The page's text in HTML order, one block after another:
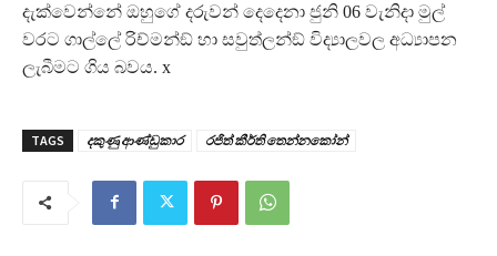
දැක්වෙන්නේ ඔහුගේ දරුවන් දෙදෙනා ජුනි 06 වැනිදා මුල්
වරට ගාල්ලේ රිච්මන්ඞ් හා සවුත්ලන්ඞ් විද්‍යාලවල අධ්‍යාපන
ලැබීමට ගිය බවය. x
TAGS දකුණු ආණ්ඩුකාර රජිත් කීර්ති තෙන්නකෝන්